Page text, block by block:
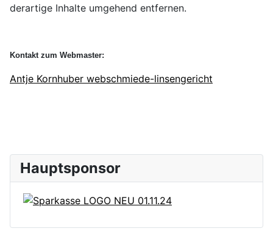
derartige Inhalte umgehend entfernen.
Kontakt zum Webmaster:
Antje Kornhuber webschmiede-linsengericht
Hauptsponsor